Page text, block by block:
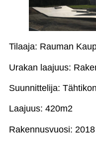
Tilaaja: Rauman
Urakan laajuus:
Suunnittelija:
Laajuus: 420m2
Rakennusvuosi: 2018